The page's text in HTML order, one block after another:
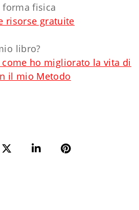
fisica
risorse gratuite
libro?
ho migliorato la vita di
il mio Metodo